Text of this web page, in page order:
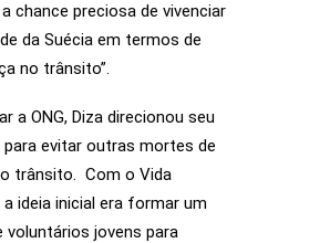
chance preciosa de vivenciar
da Suécia em termos de
no trânsito”.
a ONG, Diza direcionou seu
para evitar outras mortes de
trânsito. Com o Vida
a ideia inicial era formar um
voluntários jovens para